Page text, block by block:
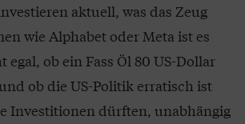
aktuell, was das Zeug
wie Alphabet oder Meta ist es
ob ein Fass Öl 80 US-Dollar
ob die US-Politik erratisch ist
Investitionen dürften, unabhängig